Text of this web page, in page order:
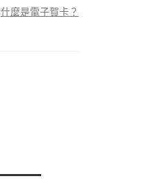
什麼是電子賀卡？